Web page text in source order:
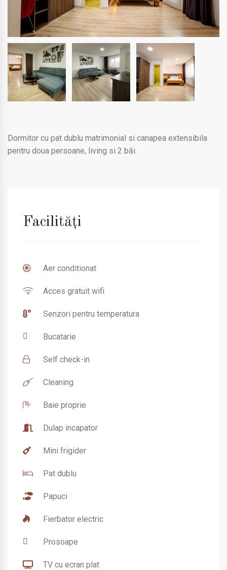
Dormitor cu pat dublu matrimonial si canapea extensibila
pentru doua persoane, living si 2 băi.
Facilități
Aer conditionat
Acces gratuit wifi
Senzori pentru temperatura
Bucatarie
Self check-in
Cleaning
Baie proprie
Dulap incapator
Mini frigider
Pat dublu
Papuci
Fierbator electric
Prosoape
TV cu ecran plat